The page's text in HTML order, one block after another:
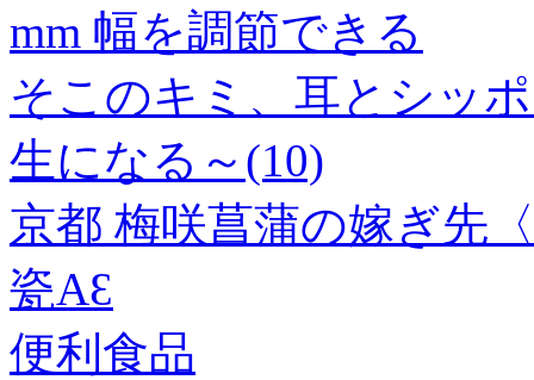
mm 幅を調節できる
そこのキミ、耳とシッ
生になる～(10)
京都 梅咲菖蒲の嫁ぎ先
瓷AԐ
便利食品